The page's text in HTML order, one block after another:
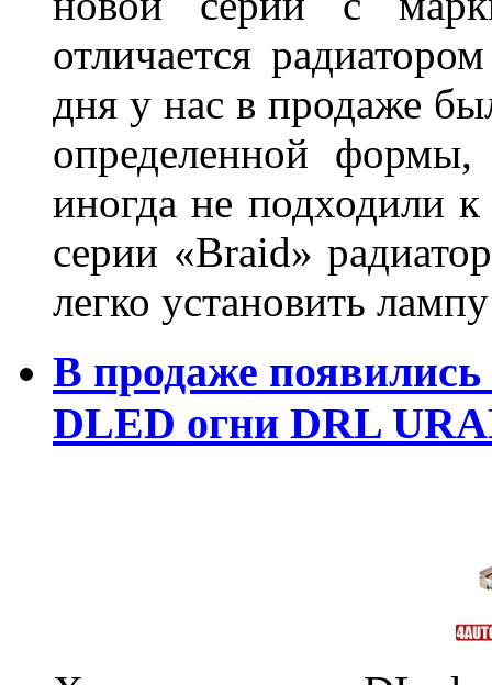
отличается
дня у нас в продаже
определенной
иногда не подходили
серии «Braid»
легко установить
В продаже
DLED огни DRL